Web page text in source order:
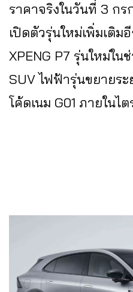
ราคาจริงในวันที่ 3 ก
เปิดตัวรุ่นใหม่เพิ่มเติม
XPENG P7 รุ่นใหม่ใน
SUV ไฟฟ้ารุ่นขยายระ
โค้ดเนม G01 ภายในไ